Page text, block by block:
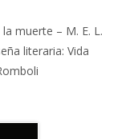
muerte – M. E. L.
literaria: Vida